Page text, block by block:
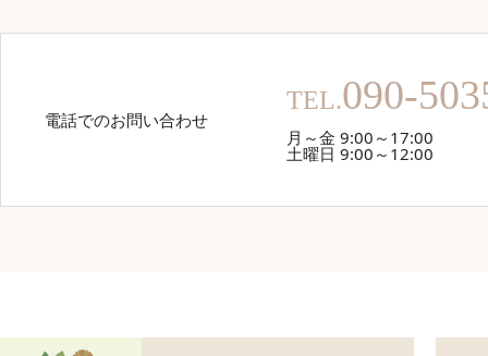
電話でのお問い合わせ
TEL.090-
月～金 9:00～17:00
土曜日 9:00～12:00